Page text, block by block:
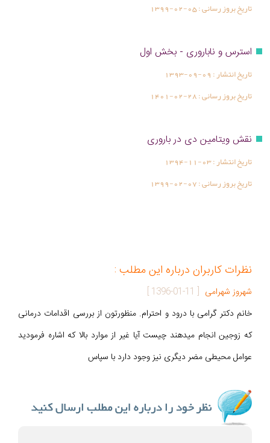
تاریخ بروز رسانی :1399-02-05
استرس و ناباروری - بخش اول
تاریخ انتشار :1393-09-09
تاریخ بروز رسانی :1401-02-28
نقش ویتامین دی در باروری
تاریخ انتشار :1394-11-03
تاریخ بروز رسانی :1399-02-07
نظرات کاربران درباره این مطلب :
شهروز شهرامی [
1396-01-11
]
خانم دکتر گرامی با درود و احترام. منظورتون از بررسی اقدامات درمانی
که زوجین انجام میدهند چیست آیا غیر از موارد بالا که اشاره فرمودید
عوامل محیطی مضر دیگری نیز وجود دارد با سپاس